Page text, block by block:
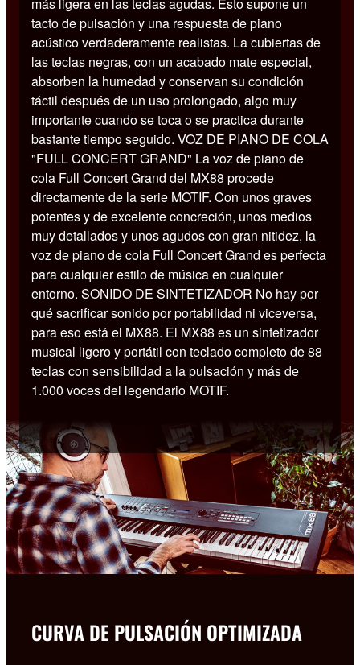
más ligera en las teclas agudas. Esto supone un
tacto de pulsación y una respuesta de piano
acústico verdaderamente realistas. La cubiertas de
las teclas negras, con un acabado mate especial,
absorben la humedad y conservan su condición
táctil después de un uso prolongado, algo muy
importante cuando se toca o se practica durante
bastante tiempo seguido. VOZ DE PIANO DE COLA
"FULL CONCERT GRAND" La voz de piano de
cola Full Concert Grand del MX88 procede
directamente de la serie MOTIF. Con unos graves
potentes y de excelente concreción, unos medios
muy detallados y unos agudos con gran nitidez, la
voz de piano de cola Full Concert Grand es perfecta
para cualquier estilo de música en cualquier
entorno. SONIDO DE SINTETIZADOR No hay por
qué sacrificar sonido por portabilidad ni viceversa,
para eso está el MX88. El MX88 es un sintetizador
musical ligero y portátil con teclado completo de 88
teclas con sensibilidad a la pulsación y más de
1.000 voces del legendario MOTIF.
CURVA DE PULSACIÓN OPTIMIZADA